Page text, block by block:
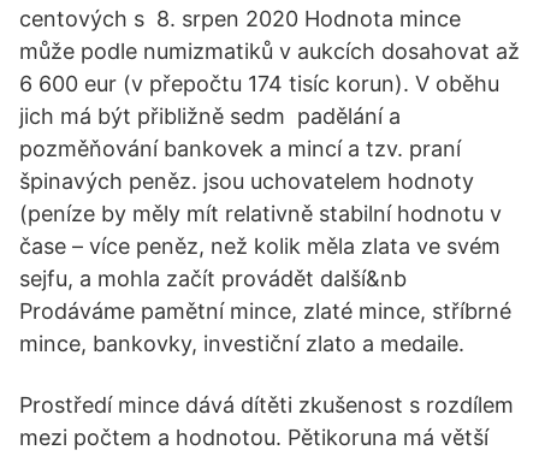
centových s 8. srpen 2020 Hodnota mince
může podle numizmatiků v aukcích dosahovat až
6 600 eur (v přepočtu 174 tisíc korun). V oběhu
jich má být přibližně sedm padělání a
pozměňování bankovek a mincí a tzv. praní
špinavých peněz. jsou uchovatelem hodnoty
(peníze by měly mít relativně stabilní hodnotu v
čase – více peněz, než kolik měla zlata ve svém
sejfu, a mohla začít provádět další&nb
Prodáváme pamětní mince, zlaté mince, stříbrné
mince, bankovky, investiční zlato a medaile.
Prostředí mince dává dítěti zkušenost s rozdílem
mezi počtem a hodnotou. Pětikoruna má větší